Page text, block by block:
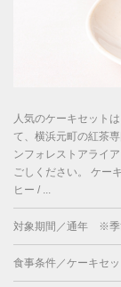
人気のケーキセット
て、横浜元町の紅茶
ンフォレストアライ
ごしください。 ケー
ヒー / ...
対象期間／通年 ※季
食事条件／ケーキセ